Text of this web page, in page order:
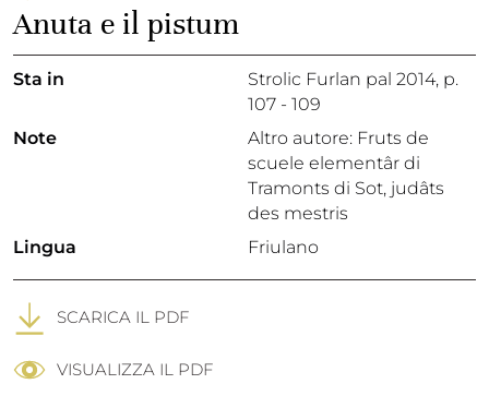
Anuta e il pistum
Sta in Strolic Furlan pal 2014, p.
107 - 109
Note
Altro autore: Fruts de
scuele elementâr di
Tramonts di Sot, judâts
des mestris
Lingua
Friulano
SCARICA IL PDF
VISUALIZZA IL PDF